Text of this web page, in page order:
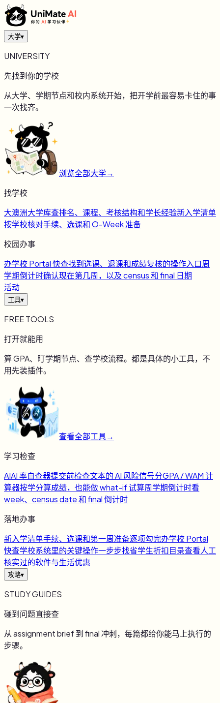
大学▾
UNIVERSITY
先找到你的学校
从大学、学期节点和校内系统开始，把开学前最容易卡住的事
一次找齐。
浏览全部大学→
找学校
大澳洲大学库查排名、课程、考核结构和学长经验新入学清单
按学校核对手续、选课和 O-Week 准备
校园办事
办学校 Portal 快查找到选课、退课和成绩复核的操作入口周
学期倒计时确认现在第几周，以及 census 和 final 日期
活动
工具▾
FREE TOOLS
打开就能用
算 GPA、盯学期节点、查学校流程。都是具体的小工具，不
用先装插件。
查看全部工具→
学习检查
AIAI 率自查器提交前检查文本的 AI 风险信号分GPA / WAM 计
算器按学分算成绩，也能做 what-if 试算周学期倒计时看
week、census date 和 final 倒计时
落地办事
新入学清单手续、选课和第一周准备逐项勾完办学校 Portal
快查学校系统里的关键操作一步步找省学生折扣目录查看人工
核实过的软件与生活优惠
攻略▾
STUDY GUIDES
碰到问题直接查
从 assignment brief 到 final 冲刺，每篇都给你能马上执行的
步骤。